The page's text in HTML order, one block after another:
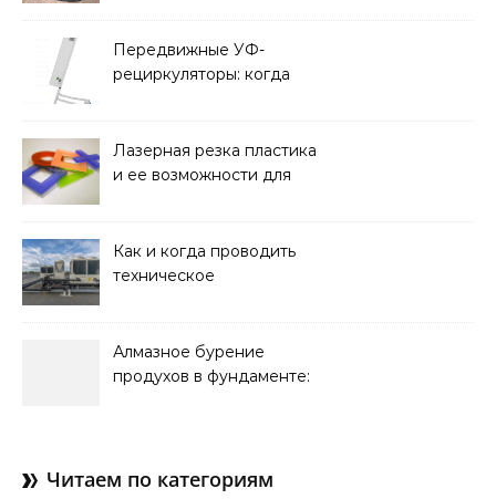
и советы по выбору
Передвижные УФ-
рециркуляторы: когда
Лазерная резка пластика
и ее возможности для
Как и когда проводить
техническое
Алмазное бурение
продухов в фундаменте:
Читаем по категориям